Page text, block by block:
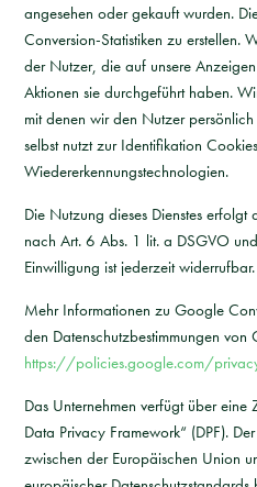
angesehen oder gekauft wurden.
Conversion-Statistiken zu erstellen.
der Nutzer, die auf unsere
Aktionen sie durchgeführt haben.
mit denen wir den Nutzer
selbst nutzt zur Identifikation
Wiedererkennungstechnologien.
Die Nutzung dieses Dienstes
nach Art. 6 Abs. 1 lit. a DSGVO
Einwilligung ist jederzeit widerrufbar.
Mehr Informationen zu Google
den Datenschutzbestimmungen von
https://policies.google.com/
Das Unternehmen verfügt über
Data Privacy Framework“ (DPF).
zwischen der Europäischen Union